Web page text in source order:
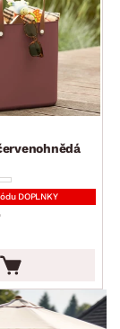
DOPLNKY